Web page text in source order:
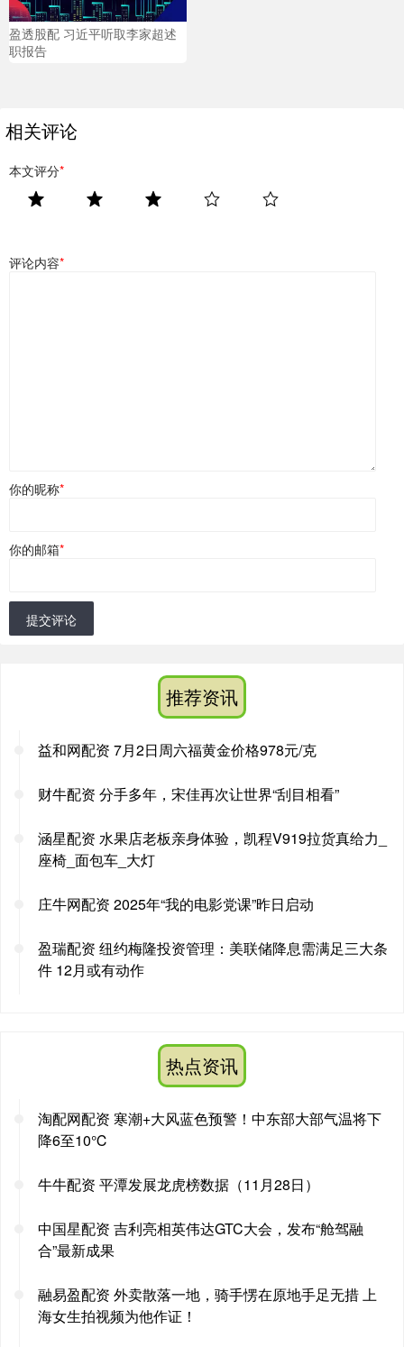
盈透股配 习近平听取李家超述
职报告
相关评论
本文评分*
评论内容*
你的昵称*
你的邮箱*
提交评论
推荐资讯
益和网配资 7月2日周六福黄金价格978元/克
财牛配资 分手多年，宋佳再次让世界“刮目相看”
涵星配资 水果店老板亲身体验，凯程V919拉货真给力_
座椅_面包车_大灯
庄牛网配资 2025年“我的电影党课”昨日启动
盈瑞配资 纽约梅隆投资管理：美联储降息需满足三大条
件 12月或有动作
热点资讯
淘配网配资 寒潮+大风蓝色预警！中东部大部气温将下
降6至10℃
牛牛配资 平潭发展龙虎榜数据（11月28日）
中国星配资 吉利亮相英伟达GTC大会，发布“舱驾融
合”最新成果
融易盈配资 外卖散落一地，骑手愣在原地手足无措 上
海女生拍视频为他作证！